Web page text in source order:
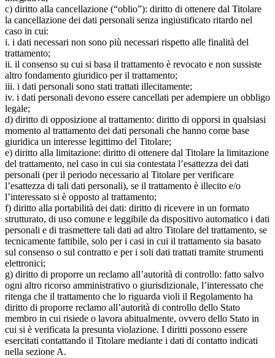
c) diritto alla cancellazione (“oblio”): diritto di ottenere dal Titolare
la cancellazione dei dati personali senza ingiustificato ritardo nel
caso in cui:
i. i dati necessari non sono più necessari rispetto alle finalità del
trattamento;
ii. il consenso su cui si basa il trattamento è revocato e non sussiste
altro fondamento giuridico per il trattamento;
iii. i dati personali sono stati trattati illecitamente;
iv. i dati personali devono essere cancellati per adempiere un obbligo
legale;
d) diritto di opposizione al trattamento: diritto di opporsi in qualsiasi
momento al trattamento dei dati personali che hanno come base
giuridica un interesse legittimo del Titolare;
e) diritto alla limitazione: diritto di ottenere dal Titolare la limitazione
del trattamento, nel caso in cui sia contestata l’esattezza dei dati
personali (per il periodo necessario al Titolare per verificare
l’esattezza di tali dati personali), se il trattamento è illecito e/o
l’interessato si è opposto al trattamento;
f) diritto alla portabilità dei dati: diritto di ricevere in un formato
strutturato, di uso comune e leggibile da dispositivo automatico i dati
personali e di trasmettere tali dati ad altro Titolare del trattamento, se
tecnicamente fattibile, solo per i casi in cui il trattamento sia basato
sul consenso o sul contratto e per i soli dati trattati tramite strumenti
elettronici;
g) diritto di proporre un reclamo all’autorità di controllo: fatto salvo
ogni altro ricorso amministrativo o giurisdizionale, l’interessato che
ritenga che il trattamento che lo riguarda violi il Regolamento ha
diritto di proporre reclamo all’autorità di controllo dello Stato
membro in cui risiede o lavora abitualmente, ovvero dello Stato in
cui si è verificata la presunta violazione. I diritti possono essere
esercitati contattando il Titolare mediante i dati di contatto indicati
nella sezione A.